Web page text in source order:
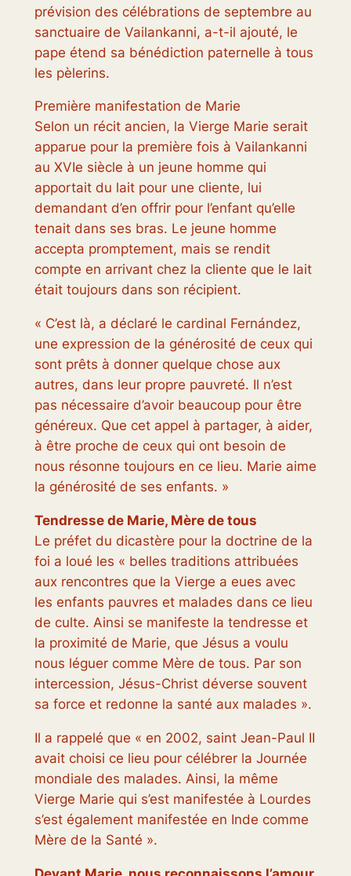
prévision des célébrations de septembre au
sanctuaire de Vailankanni, a-t-il ajouté, le
pape étend sa bénédiction paternelle à tous
les pèlerins.
Première manifestation de Marie
Selon un récit ancien, la Vierge Marie serait
apparue pour la première fois à Vailankanni
au XVIe siècle à un jeune homme qui
apportait du lait pour une cliente, lui
demandant d’en offrir pour l’enfant qu’elle
tenait dans ses bras. Le jeune homme
accepta promptement, mais se rendit
compte en arrivant chez la cliente que le lait
était toujours dans son récipient.
« C’est là, a déclaré le cardinal Fernández,
une expression de la générosité de ceux qui
sont prêts à donner quelque chose aux
autres, dans leur propre pauvreté. Il n’est
pas nécessaire d’avoir beaucoup pour être
généreux. Que cet appel à partager, à aider,
à être proche de ceux qui ont besoin de
nous résonne toujours en ce lieu. Marie aime
la générosité de ses enfants. »
Tendresse de Marie, Mère de tous
Le préfet du dicastère pour la doctrine de la
foi a loué les « belles traditions attribuées
aux rencontres que la Vierge a eues avec
les enfants pauvres et malades dans ce lieu
de culte. Ainsi se manifeste la tendresse et
la proximité de Marie, que Jésus a voulu
nous léguer comme Mère de tous. Par son
intercession, Jésus-Christ déverse souvent
sa force et redonne la santé aux malades ».
Il a rappelé que « en 2002, saint Jean-Paul II
avait choisi ce lieu pour célébrer la Journée
mondiale des malades. Ainsi, la même
Vierge Marie qui s’est manifestée à Lourdes
s’est également manifestée en Inde comme
Mère de la Santé ».